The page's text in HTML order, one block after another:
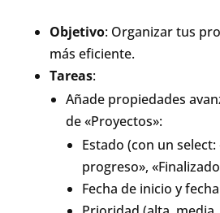
Objetivo: Organizar tus
más eficiente.
Tareas:
Añade propiedades
de «Proyectos»:
Estado (con un select:
progreso»,
Fecha de inicio y